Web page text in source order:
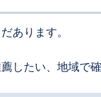
あります。
したい、地域で